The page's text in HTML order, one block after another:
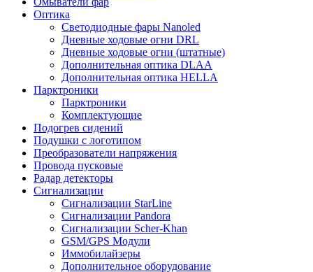
Оптика
Светодиодные фары Nanoled
Дневные ходовые огни DRL
Дневные ходовые огни (штатные)
Дополнительная оптика DLAA
Дополнительная оптика HELLA
Парктроники
Парктроники
Комплектующие
Подогрев сидений
Подушки с логотипом
Преобразователи напряжения
Провода пусковые
Радар детекторы
Сигнализации
Сигнализации StarLine
Сигнализации Pandora
Сигнализации Scher-Khan
GSM/GPS Модули
Иммобилайзеры
Дополнительное оборудование